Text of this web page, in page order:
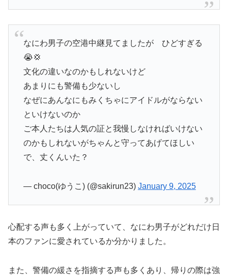
なにわ男子の空港中継見てましたが ひどすぎる
😭💢
文化の違いなのかもしれないけど
あまりにも警備も少ないし
なぜにあんなにもみくちゃにアイドルがならない
といけないのか
ご本人たちは人気の証と我慢しなければいけない
のかもしれないがちゃんと守ってあげてほしい
で、丈くんいた？
— choco(ゆうこ) (@sakirun23) January 9, 2025
心配する声も多く上がっていて、なにわ男子がどれだけ日
本のファンに愛されているか分かりました。
また、警備の緩さを指摘する声も多くあり、帰りの際は強